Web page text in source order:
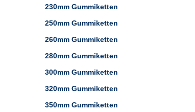
230mm Gummiketten
250mm Gummiketten
260mm Gummiketten
280mm Gummiketten
300mm Gummiketten
320mm Gummiketten
350mm Gummiketten